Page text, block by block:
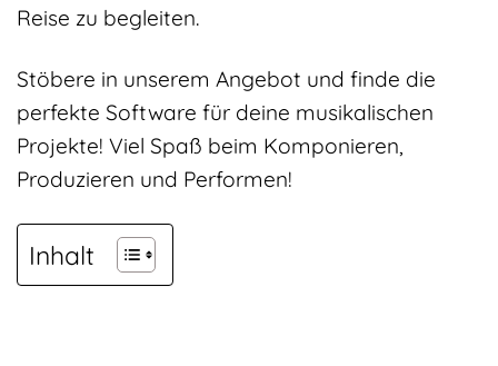
Reise zu begleiten.
Stöbere in unserem Angebot und finde die
perfekte Software für deine musikalischen
Projekte! Viel Spaß beim Komponieren,
Produzieren und Performen!
Inhalt